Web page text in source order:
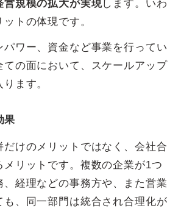
営規模の拡大が実現します。いわ
トの体現です。
パワー、資金など事業を行ってい
ての面において、スケールアップ
ます。
果
だけのメリットではなく、会社合
リットです。複数の企業が1つ
、経理などの事務方や、また営業
も、同一部門は統合され合理化が